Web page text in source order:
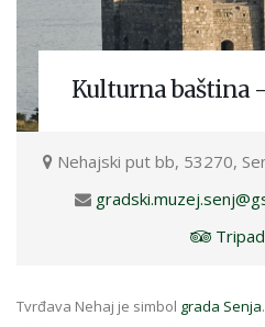
Kulturna baština
Nehajski put bb, 53270,
Tvrđava Nehaj je simbol grada Senja